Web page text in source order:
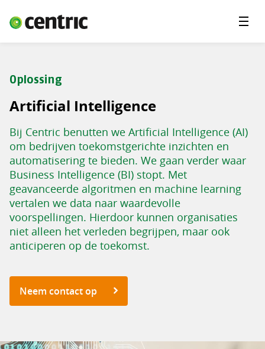
Oplossingen
Careers
Insights
Oplossing
Artificial Intelligence
Bij Centric benutten we Artificial Intelligence (AI)
om bedrijven toekomstgerichte inzichten en
automatisering te bieden. We gaan verder waar
Business Intelligence (BI) stopt. Met
geavanceerde algoritmen en machine learning
vertalen we data naar waardevolle
voorspellingen. Hierdoor kunnen organisaties
niet alleen het verleden begrijpen, maar ook
anticiperen op de toekomst.
Neem contact op